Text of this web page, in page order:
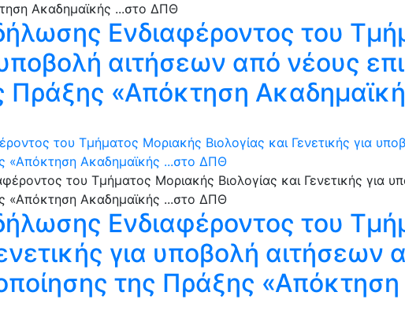
Ενδιαφέροντος του
αιτήσεων από νέους
Πράξης «Απόκτηση
του Τμήματος Μοριακής Βιολογίας και Γενετικής για
«Απόκτηση Ακαδημαϊκής ...στο ΔΠΘ
Ενδιαφέροντος του
για υποβολή αιτήσεων
της Πράξης